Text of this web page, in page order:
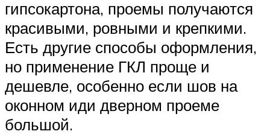
гипсокартона, проемы получаются
красивыми, ровными и крепкими.
Есть другие способы оформления,
но применение ГКЛ проще и
дешевле, особенно если шов на
оконном иди дверном проеме
большой.